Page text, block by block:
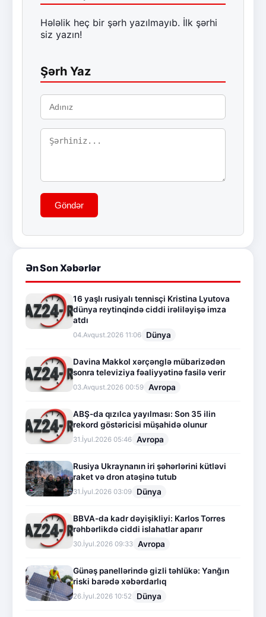
Hələlik heç bir şərh yazılmayıb. İlk şərhi
siz yazın!
Şərh Yaz
Göndər
Ən Son Xəbərlər
16 yaşlı rusiyalı tennisçi Kristina Lyutova
dünya reytinqində ciddi irəliləyişə imza
atdı
04.Avqust.2026 11:06 Dünya
Davina Makkol xərçənglə mübarizədən
sonra televiziya fəaliyyətinə fasilə verir
03.Avqust.2026 00:59 Avropa
ABŞ-da qızılca yayılması: Son 35 ilin
rekord göstəricisi müşahidə olunur
31.İyul.2026 05:46 Avropa
Rusiya Ukraynanın iri şəhərlərini kütləvi
raket və dron atəşinə tutub
31.İyul.2026 03:09 Dünya
BBVA-da kadr dəyişikliyi: Karlos Torres
rəhbərlikdə ciddi islahatlar aparır
30.İyul.2026 09:33 Avropa
Günəş panellərində gizli təhlükə: Yanğın
riski barədə xəbərdarlıq
26.İyul.2026 10:52 Dünya